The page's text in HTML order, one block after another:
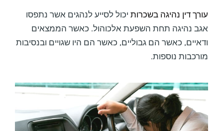
עורך דין נהיגה בשכרות יכול לסייע לנהגים אשר נתפסו
אגב נהיגה תחת השפעת אלכוהול. כאשר הממצאים
ודאיים, כאשר הם גבוליים, כאשר הם היו שגויים ובנסיבות
מורכבות נוספות.